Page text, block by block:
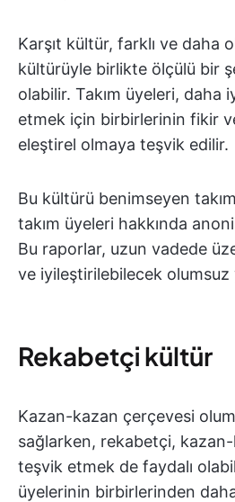
Karşıt kültür, farklı ve daha
kültürüyle birlikte ölçülü bir
olabilir. Takım üyeleri, daha
etmek için birbirlerinin fikir
eleştirel olmaya teşvik edilir.
Bu kültürü benimseyen
takım üyeleri hakkında
Bu raporlar, uzun vadede
ve iyileştirilebilecek olumsuz
Rekabetçi kültür
Kazan-kazan çerçevesi
sağlarken, rekabetçi,
teşvik etmek de faydalı
üyelerinin birbirlerinden